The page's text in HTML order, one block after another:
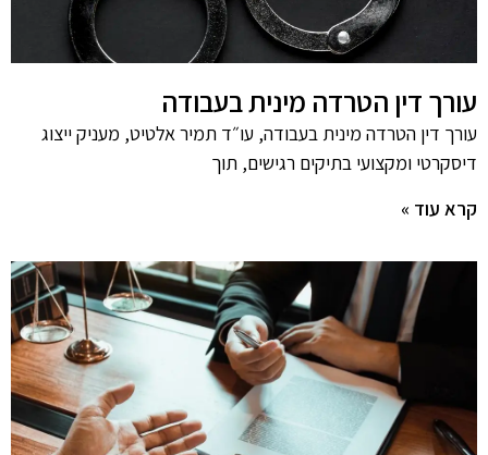
עורך דין הטרדה מינית בעבודה
עורך דין הטרדה מינית בעבודה, עו״ד תמיר אלטיט, מעניק ייצוג
דיסקרטי ומקצועי בתיקים רגישים, תוך
קרא עוד »